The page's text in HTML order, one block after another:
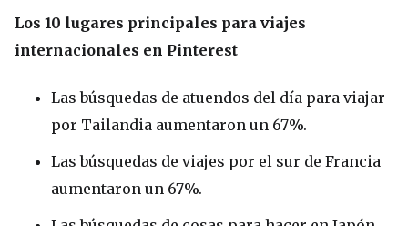
Los 10 lugares principales para viajes
internacionales en Pinterest
Las búsquedas de atuendos del día para viajar
por Tailandia aumentaron un 67%.
Las búsquedas de viajes por el sur de Francia
aumentaron un 67%.